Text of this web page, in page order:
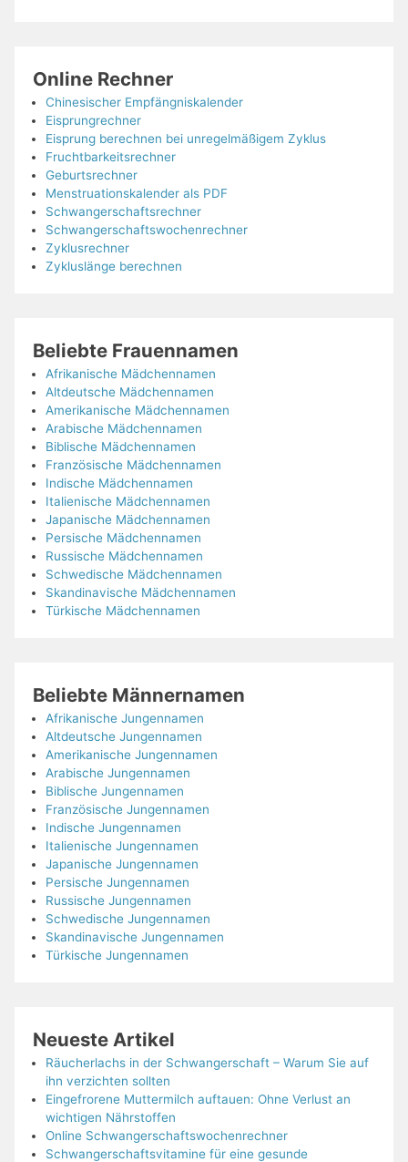
Online Rechner
Chinesischer Empfängniskalender
Eisprungrechner
Eisprung berechnen bei unregelmäßigem Zyklus
Fruchtbarkeitsrechner
Geburtsrechner
Menstruationskalender als PDF
Schwangerschaftsrechner
Schwangerschaftswochenrechner
Zyklusrechner
Zykluslänge berechnen
Beliebte Frauennamen
Afrikanische Mädchennamen
Altdeutsche Mädchennamen
Amerikanische Mädchennamen
Arabische Mädchennamen
Biblische Mädchennamen
Französische Mädchennamen
Indische Mädchennamen
Italienische Mädchennamen
Japanische Mädchennamen
Persische Mädchennamen
Russische Mädchennamen
Schwedische Mädchennamen
Skandinavische Mädchennamen
Türkische Mädchennamen
Beliebte Männernamen
Afrikanische Jungennamen
Altdeutsche Jungennamen
Amerikanische Jungennamen
Arabische Jungennamen
Biblische Jungennamen
Französische Jungennamen
Indische Jungennamen
Italienische Jungennamen
Japanische Jungennamen
Persische Jungennamen
Russische Jungennamen
Schwedische Jungennamen
Skandinavische Jungennamen
Türkische Jungennamen
Neueste Artikel
Räucherlachs in der Schwangerschaft – Warum Sie auf
ihn verzichten sollten
Eingefrorene Muttermilch auftauen: Ohne Verlust an
wichtigen Nährstoffen
Online Schwangerschaftswochenrechner
Schwangerschaftsvitamine für eine gesunde